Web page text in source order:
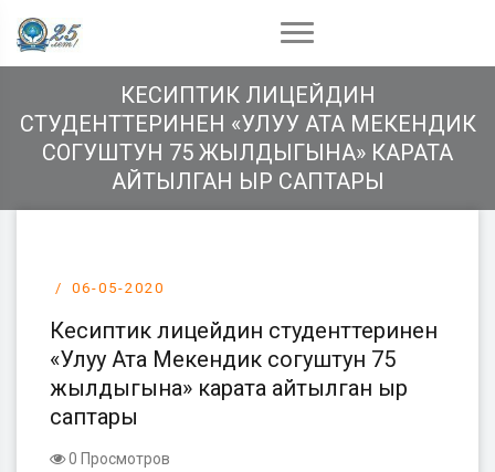
КЕСИПТИК ЛИЦЕЙДИН
СТУДЕНТТЕРИНЕН «УЛУУ АТА МЕКЕНДИК
СОГУШТУН 75 ЖЫЛДЫГЫНА» КАРАТА
АЙТЫЛГАН ЫР САПТАРЫ
06-05-2020
Кесиптик лицейдин студенттеринен
«Улуу Ата Мекендик согуштун 75
жылдыгына» карата айтылган ыр
саптары
0 Просмотров